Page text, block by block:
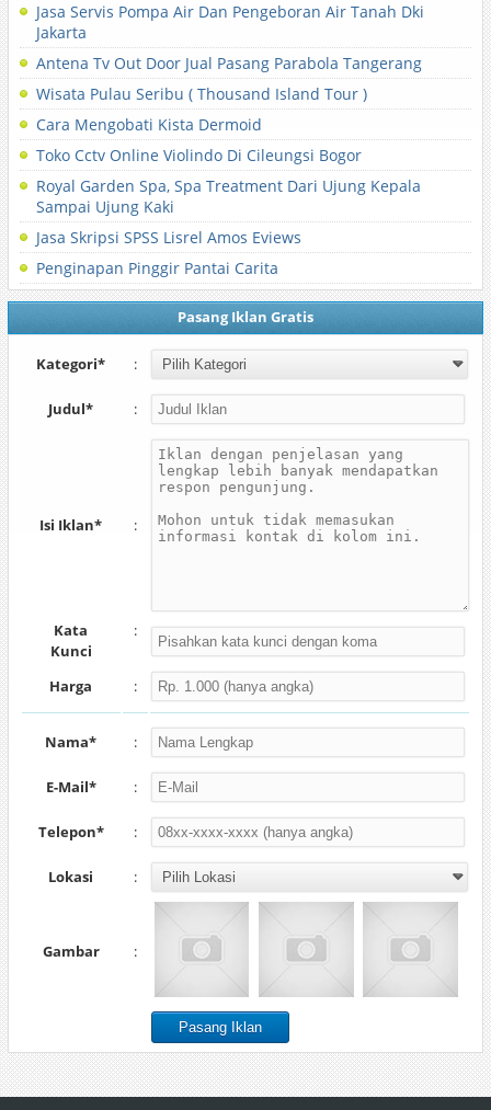
Jasa Servis Pompa Air Dan Pengeboran Air Tanah Dki
Jakarta
Antena Tv Out Door Jual Pasang Parabola Tangerang
Wisata Pulau Seribu ( Thousand Island Tour )
Cara Mengobati Kista Dermoid
Toko Cctv Online Violindo Di Cileungsi Bogor
Royal Garden Spa, Spa Treatment Dari Ujung Kepala
Sampai Ujung Kaki
Jasa Skripsi SPSS Lisrel Amos Eviews
Penginapan Pinggir Pantai Carita
Pasang Iklan Gratis
Kategori* :
Judul* :
Isi Iklan* :
Kata
Kunci
:
Harga :
Nama* :
E-Mail* :
Telepon* :
Lokasi :
Gambar :